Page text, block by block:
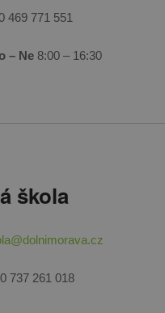
469 771 551
– Ne8:00 – 16:30
škola
737 261 018